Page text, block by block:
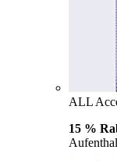
ALL
15 %